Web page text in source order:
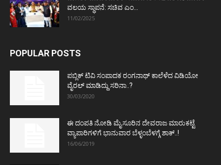
ವಲಯ ಸ್ಥಾಪನೆ: ಸಚಿವ ಎಂ...
11/02/2025
POPULAR POSTS
ಪಬ್ಲಿಕ್ ಟಿವಿ ಸಂಪಾದಕ ರಂಗನಾಥ್ ಕಾಲೆಳೆದ ವಿಡಿಯೋ
ವೈರಲ್ ಮಾಡಿದ್ದು ಸರಿನಾ..?
30/03/2020
ಈ ದಂಪತಿ ನೋಡಿ ಮೈಸೂರಿನ ದೇವರಾಜ ಮಾರುಕಟ್ಟೆ
ವ್ಯಾಪಾರಿಗಳಿಗೆ ಭಾನುವಾರ ಬೆಳ್ಳಂಬೆಳಗ್ಗೆ ಶಾಕ್..!
16/06/2019